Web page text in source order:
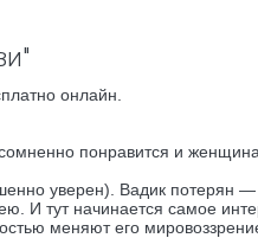
онлайн.
понравится и
уверен). Вадик потерян —
И тут начинается самое
меняют его